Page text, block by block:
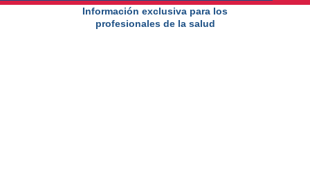
Información exclusiva para los
profesionales de la salud